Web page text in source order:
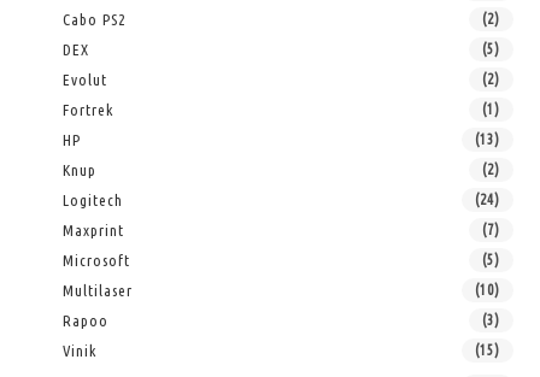
Cabo PS2 (2)
DEX (5)
Evolut (2)
Fortrek (1)
HP (13)
Knup (2)
Logitech (24)
Maxprint (7)
Microsoft (5)
Multilaser (10)
Rapoo (3)
Vinik (15)